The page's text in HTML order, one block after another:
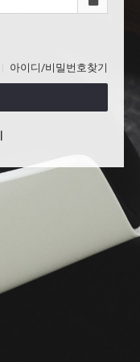
아이디/비밀번호찾기